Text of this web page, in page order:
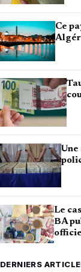
Ce
Le
BA
DERNIERS